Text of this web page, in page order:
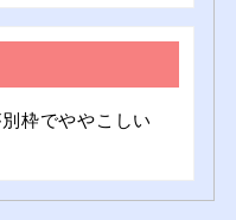
枠でややこしい